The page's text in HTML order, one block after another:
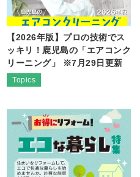
【2026年版】プロの技術でス
ッキリ！鹿児島の「エアコンク
リーニング」 ※7月29日更新
Topics